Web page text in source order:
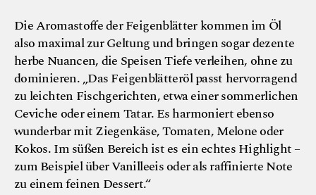
Die Aromastoffe der Feigenblätter kommen im Öl
also maximal zur Geltung und bringen sogar dezente
herbe Nuancen, die Speisen Tiefe verleihen, ohne zu
dominieren. „Das Feigenblätteröl passt hervorragend
zu leichten Fischgerichten, etwa einer sommerlichen
Ceviche oder einem Tatar. Es harmoniert ebenso
wunderbar mit Ziegenkäse, Tomaten, Melone oder
Kokos. Im süßen Bereich ist es ein echtes Highlight –
zum Beispiel über Vanilleeis oder als raffinierte Note
zu einem feinen Dessert.“